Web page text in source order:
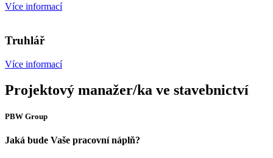
Více informací
Truhlář
Více informací
Projektový manažer/ka ve stavebnictví
PBW Group
Jaká bude Vaše pracovní náplň?